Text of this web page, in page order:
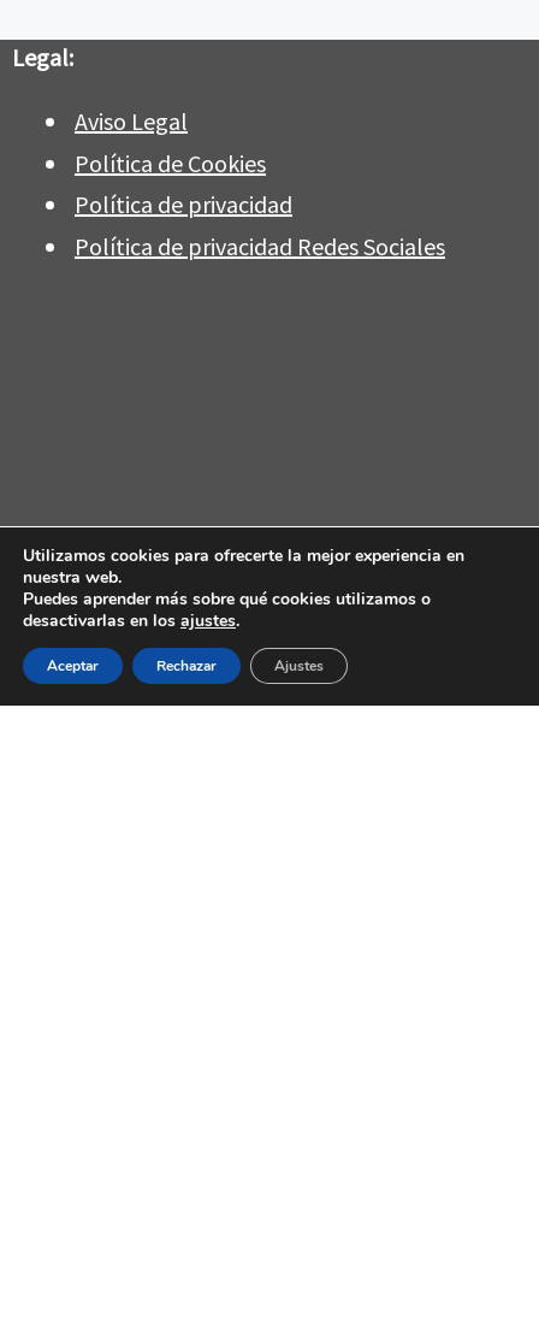
Legal:
Aviso Legal
Política de Cookies
Política de privacidad
Política de privacidad Redes Sociales
Utilizamos cookies para ofrecerte la mejor experiencia en
nuestra web.
Puedes aprender más sobre qué cookies utilizamos o
desactivarlas en los ajustes.
Aceptar Rechazar Ajustes